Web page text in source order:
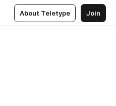
About Teletype Join